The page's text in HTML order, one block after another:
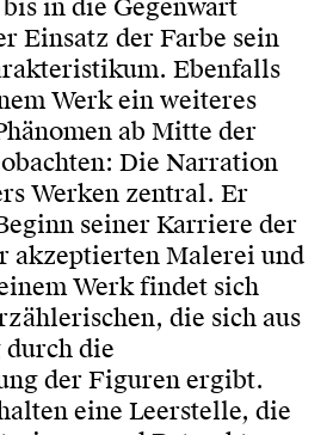
bis in die Gegenwart
Einsatz der Farbe sein
Ebenfalls
Werk ein weiteres
ab Mitte der
Die Narration
Werken zentral. Er
seiner Karriere der
akzeptierten Malerei und
Werk findet sich
die sich aus
durch die
der Figuren ergibt.
eine Leerstelle, die